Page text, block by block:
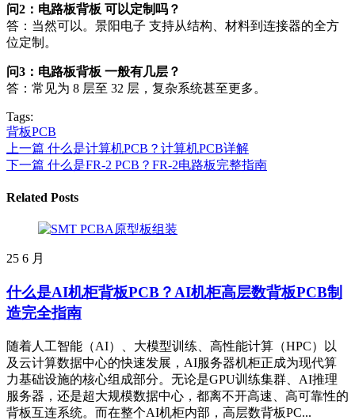
问2：电路板背板 可以定制吗？
答：当然可以。景阳电子 支持从结构、材料到连接器的全方
位定制。
问3：电路板背板 一般有几层？
答：常见为 8 层至 32 层，复杂系统甚至更多。
Tags:
背板PCB
上一篇 什么是计算机PCB？计算机PCB详解
下一篇 什么是FR-2 PCB？FR-2电路板完整指南
Related Posts
25 6 月
什么是AI机柜背板PCB？AI机柜高层数背板PCB制
造完全指南
随着人工智能（AI）、大模型训练、高性能计算（HPC）以
及云计算数据中心的快速发展，AI服务器机柜正成为现代算
力基础设施的核心组成部分。无论是GPU训练集群、AI推理
服务器，还是超大规模数据中心，都离不开高速、高可靠性的
背板互连系统。而在整个AI机柜内部，高层数背板PC...